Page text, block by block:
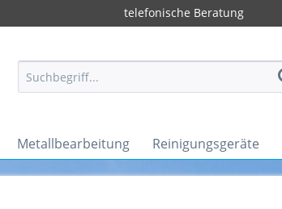
telefonische Beratung
Metallbearbeitung Reinigungsgeräte